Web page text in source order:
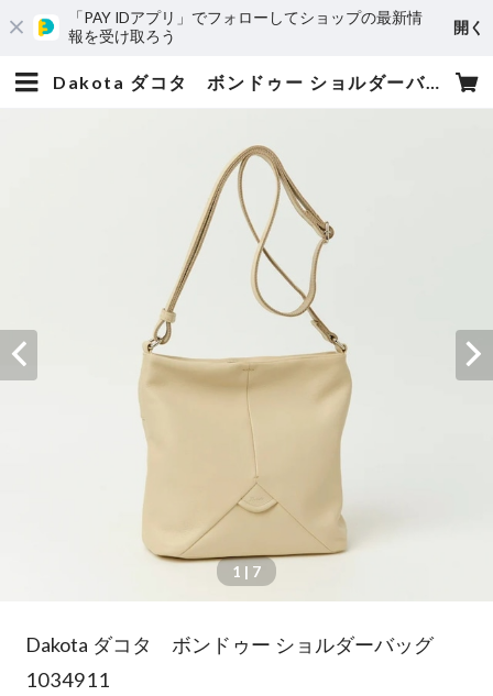
「PAY IDアプリ」でフォローしてショップの最新情
報を受け取ろう
開く
Dakota ダコタ ボンドゥー ショルダーバッグ 1034911 | 小松屋
1 | 7
Dakota ダコタ ボンドゥー ショルダーバッグ
1034911